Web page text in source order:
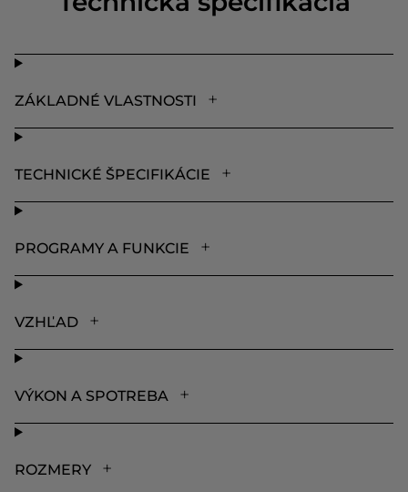
ZÁKLADNÉ VLASTNOSTI
TECHNICKÉ ŠPECIFIKÁCIE
PROGRAMY A FUNKCIE
VZHĽAD
VÝKON A SPOTREBA
ROZMERY